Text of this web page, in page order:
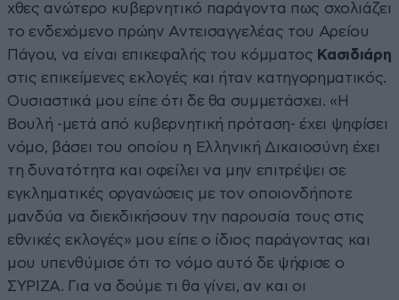
χθες ανώτερο κυβερνητικό παράγοντα πως σχολιάζει
το ενδεχόμενο πρώην Αντεισαγγελέας του Αρείου
Πάγου, να είναι επικεφαλής του κόμματος Κασιδιάρη
στις επικείμενες εκλογές και ήταν κατηγορηματικός.
Ουσιαστικά μου είπε ότι δε θα συμμετάσχει. «Η
Βουλή -μετά από κυβερνητική πρόταση- έχει ψηφίσει
νόμο, βάσει του οποίου η Ελληνική Δικαιοσύνη έχει
τη δυνατότητα και οφείλει να μην επιτρέψει σε
εγκληματικές οργανώσεις με τον οποιονδήποτε
μανδύα να διεκδικήσουν την παρουσία τους στις
εθνικές εκλογές» μου είπε ο ίδιος παράγοντας και
μου υπενθύμισε ότι το νόμο αυτό δε ψήφισε ο
ΣΥΡΙΖΑ. Για να δούμε τι θα γίνει, αν και οι